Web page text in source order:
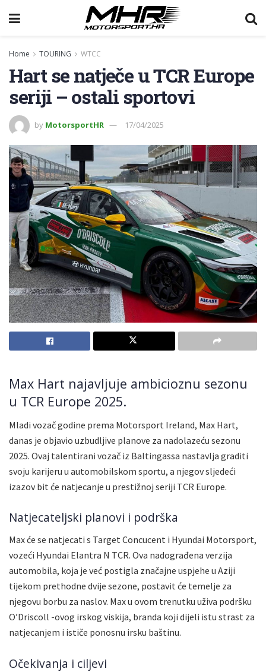
Home TOURING WTCC
Hart se natječe u TCR Europe
seriji – ostali sportovi
by MotorsportHR 17/04/2025
Max Hart najavljuje ambicioznu sezonu
u TCR Europe 2025.
Mladi vozač godine prema Motorsport Ireland, Max Hart,
danas je objavio uzbudljive planove za nadolazeću sezonu
2025. Ovaj talentirani vozač iz Baltingassa nastavlja graditi
svoju karijeru u automobilskom sportu, a njegov sljedeći
izazov bit će natjecanje u prestižnoj seriji TCR Europe.
Natjecateljski planovi i podrška
Max će se natjecati s Target Concucent i Hyundai Motorsport,
vozeći Hyundai Elantra N TCR. Ova nadograđena verzija
automobila, koja je već postigla značajne uspjehe u Aziji
tijekom prethodne dvije sezone, postavit će temelje za
njegovu borbu za naslov. Max u ovom trenutku uživa podršku
O’Driscoll -ovog irskog viskija, branda koji dijeli istu strast za
natjecanjem i ističe ponosnu irsku baštinu.
Očekivanja i ciljevi